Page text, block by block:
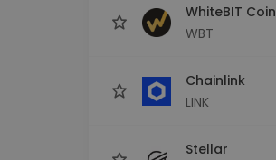
WhiteBIT Coin
WBT
Chainlink
LINK
Stellar